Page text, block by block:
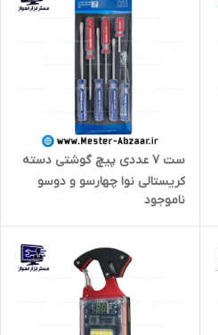
ست 7 عددی پیچ گوشتی دسته
کریستالی نوا چهارسو و دوسو
مدل نووا NOVA 1015
ناموجود